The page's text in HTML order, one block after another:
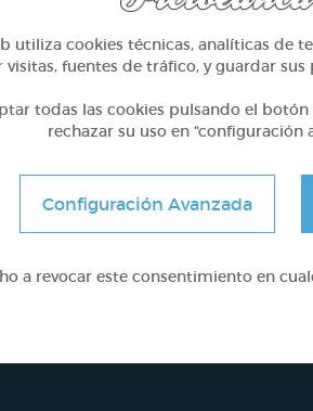
de la Fundación Barrié
utiliza cookies técnicas, analíticas de
visitas, fuentes de tráfico, y guardar
todas las cookies pulsando el botón
rechazar su uso en “configuración
Configuración Avanzada
a revocar este consentimiento en